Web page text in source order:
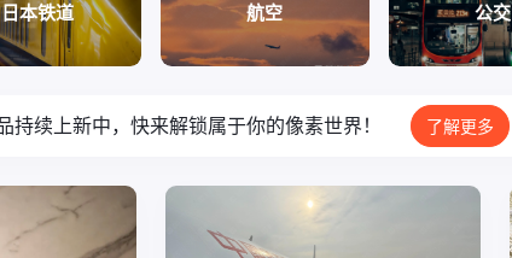
日本铁道 航空 公交
持续上新中，快来解锁属于你的像素世界！ 了解更多